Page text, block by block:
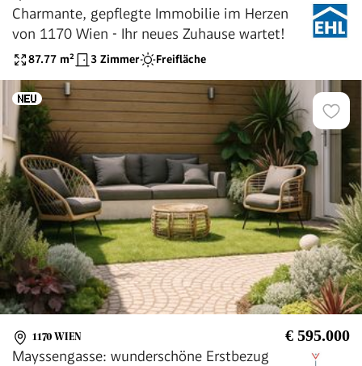
Charmante, gepflegte Immobilie im Herzen
von 1170 Wien - Ihr neues Zuhause wartet!
87.77 m² 3 Zimmer Freifläche
1170 WIEN € 595.000
Mayssengasse: wunderschöne Erstbezug